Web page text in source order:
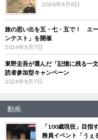
2026年8月8日
旅の思い出を五・七・五で！ エ
ンテスト」を開催
2026年8月7日
東野圭吾が選んだ「記憶に残る一
読者参加型キャンペーン
2026年8月7日
動画
「100歳現役」目
務員イベント「うぇ